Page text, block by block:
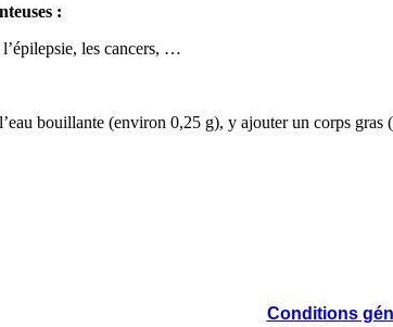
:
les cancers, …
bouillante (environ 0,25 g), y ajouter un corps
Conditions